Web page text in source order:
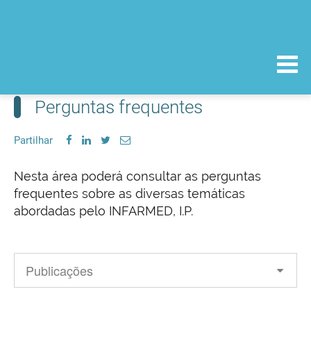
Perguntas frequentes
Partilhar
Nesta área poderá consultar as perguntas
frequentes sobre as diversas temáticas
abordadas pelo INFARMED, I.P.